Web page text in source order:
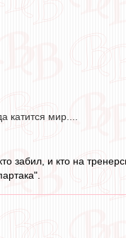
катится мир....
забил, и кто на